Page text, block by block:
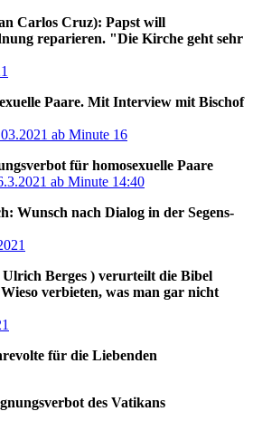
Carlos Cruz): Papst will
reparieren. "Die Kirche geht sehr
Paare. Mit Interview mit Bischof
ab Minute 16
für homosexuelle Paare
ab Minute 14:40
Wunsch nach Dialog in der Segens-
Berges ) verurteilt die Bibel
verbieten, was man gar nicht
für die Liebenden
des Vatikans